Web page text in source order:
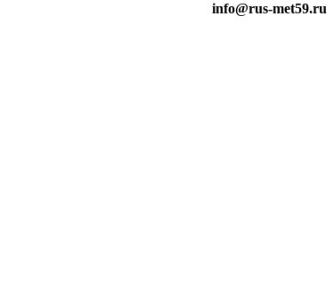
info@rus-met59.ru